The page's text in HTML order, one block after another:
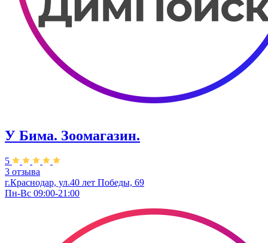
У Бима. Зоомагазин.
5
3 отзыва
г.Краснодар, ул.40 лет Победы, 69
Пн-Вс 09:00-21:00